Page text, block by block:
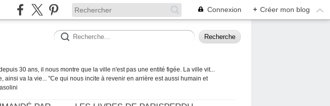
Connexion + Créer mon blog
30 ans, il nous montre que la ville n'est pas une entité figée. La ville vit...
ainsi va la vie... "Ce qui nous incite à revenir en arrière est aussi humain et